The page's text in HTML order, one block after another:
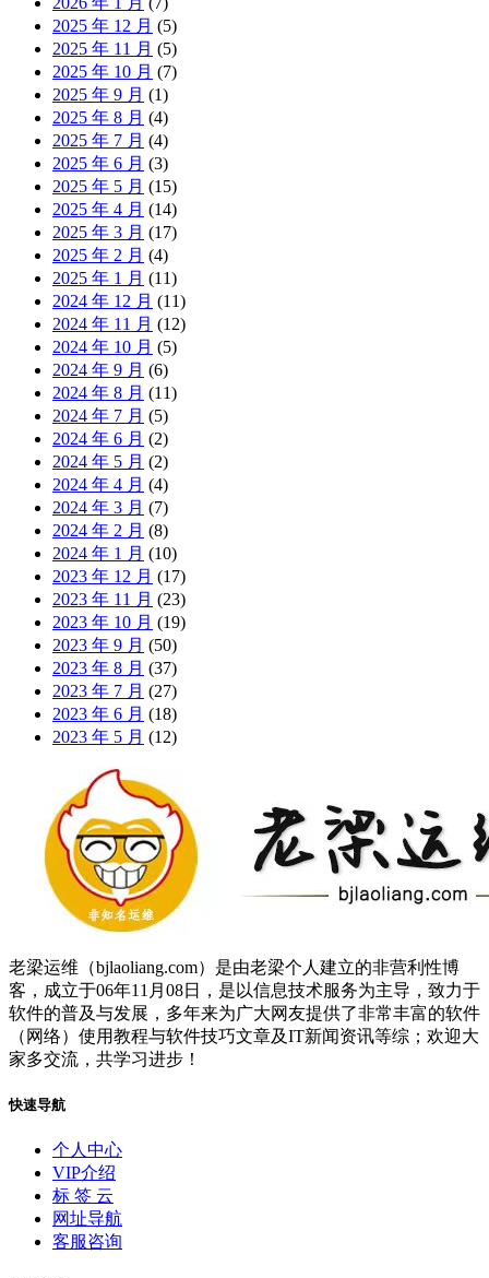
2025 年 12 月 (5)
2025 年 11 月 (5)
2025 年 10 月 (7)
2025 年 9 月 (1)
2025 年 8 月 (4)
2025 年 7 月 (4)
2025 年 6 月 (3)
2025 年 5 月 (15)
2025 年 4 月 (14)
2025 年 3 月 (17)
2025 年 2 月 (4)
2025 年 1 月 (11)
2024 年 12 月 (11)
2024 年 11 月 (12)
2024 年 10 月 (5)
2024 年 9 月 (6)
2024 年 8 月 (11)
2024 年 7 月 (5)
2024 年 6 月 (2)
2024 年 5 月 (2)
2024 年 4 月 (4)
2024 年 3 月 (7)
2024 年 2 月 (8)
2024 年 1 月 (10)
2023 年 12 月 (17)
2023 年 11 月 (23)
2023 年 10 月 (19)
2023 年 9 月 (50)
2023 年 8 月 (37)
2023 年 7 月 (27)
2023 年 6 月 (18)
2023 年 5 月 (12)
老梁运维（bjlaoliang.com）是由老梁个人建立的非营利性博
客，成立于06年11月08日，是以信息技术服务为主导，致力于
软件的普及与发展，多年来为广大网友提供了非常丰富的软件
（网络）使用教程与软件技巧文章及IT新闻资讯等综；欢迎大
家多交流，共学习进步！
快速导航
个人中心
VIP介绍
标 签 云
网址导航
客服咨询